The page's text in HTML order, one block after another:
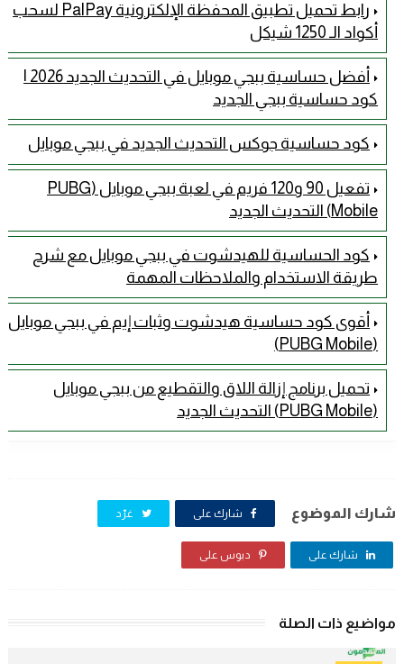
رابط تحميل تطبيق المحفظة الإلكترونية PalPay لسحب
أكواد الـ 1250 شيكل
أفضل حساسية ببجي موبايل في التحديث الجديد 2026 |
كود حساسية ببجي الجديد
كود حساسية جوكس التحديث الجديد في ببجي موبايل
تفعيل 90 و120 فريم في لعبة ببجي موبايل (PUBG
Mobile) التحديث الجديد
كود الحساسية للهيدشوت في ببجي موبايل مع شرح
طريقة الاستخدام والملاحظات المهمة
أقوى كود حساسية هيدشوت وثبات إيم في ببجي موبايل
(PUBG Mobile)
تحميل برنامج إزالة اللاق والتقطيع من ببجي موبايل
(PUBG Mobile) التحديث الجديد
شارك الموضوع شارك على غرّد
شارك على دبوس على
مواضيع ذات الصلة